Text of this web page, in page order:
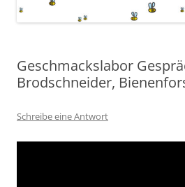
Geschmackslabor
Brodschneider,
Schreibe eine Antwort